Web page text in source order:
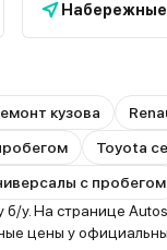
кузова
Toyota
с пробегом
у. На странице
цены у